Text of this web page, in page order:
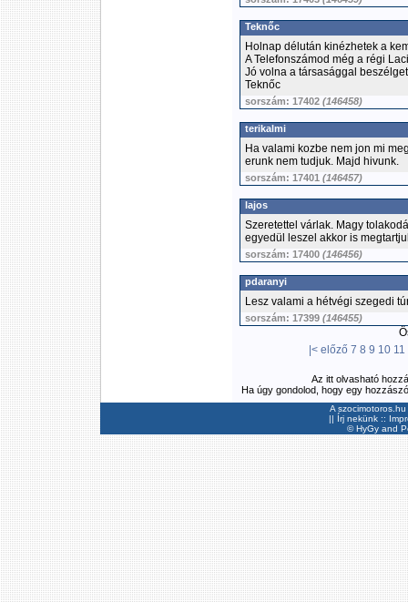
Teknőc
Holnap délután kinézhetek a
A Telefonszámod még a régi
Jó volna a társasággal
Teknőc
sorszám: 17402 (146458)
terikalmi
Ha valami kozbe nem jon mi
erunk nem tudjuk. Majd hivunk.
sorszám: 17401 (146457)
lajos
Szeretettel várlak. Magy
egyedül leszel akkor is
sorszám: 17400 (146456)
pdaranyi
Lesz valami a hétvégi szegedi
sorszám: 17399 (146455)
|< előző 7 8 9 10 11
Az itt olvasható
Ha úgy gondolod, hogy egy
A
|| Írj nekünk ::
©HyGyand